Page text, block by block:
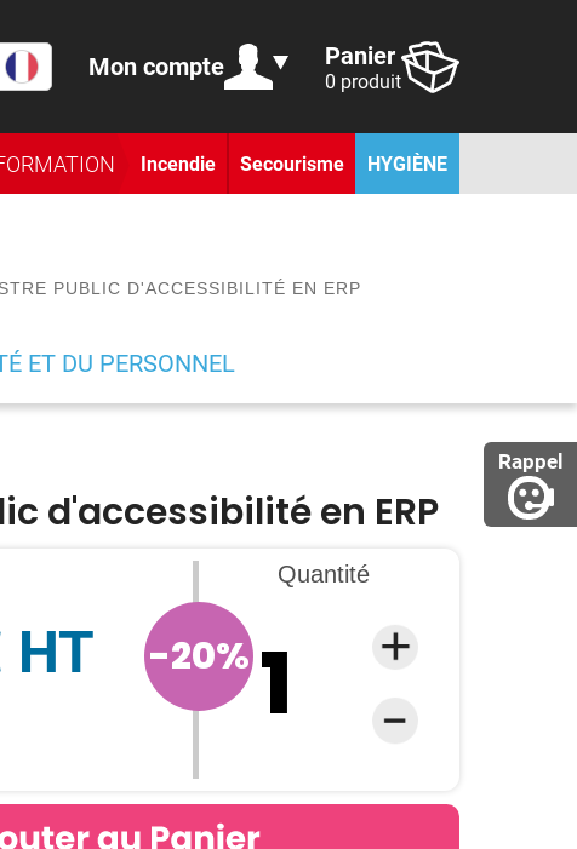
Rappel
Mon compte Panier
0 produit
Incendie Secourisme HYGIÈNE
PUBLIC D'ACCESSIBILITÉ EN ERP
ET DU PERSONNEL
d'accessibilité en ERP
HT -20%
Quantité